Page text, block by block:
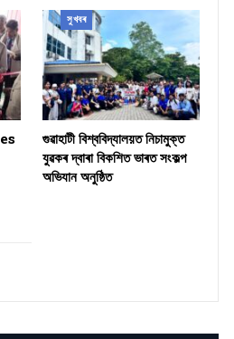
সুখবৰ
গুৱাহাটী বিশ্ববিদ্যালয়ত নিচামুক্ত
যুৱকৰ দ্বাৰা বিকশিত ভাৰত সংকল্প
অভিযান অনুষ্ঠিত